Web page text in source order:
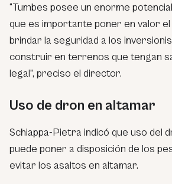
“Tumbes posee un enorme
que es importante poner en valor
brindar la seguridad a los
construir en terrenos que tengan
legal”, preciso el director.
Uso de dron en altamar
Schiappa-Pietra indicó que uso del
puede poner a disposición de los
evitar los asaltos en altamar.